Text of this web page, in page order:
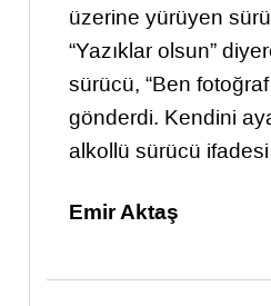
üzerine yürüyen
“Yazıklar olsun”
sürücü, “Ben
gönderdi. Kendini
alkollü sürücü
Emir Aktaş